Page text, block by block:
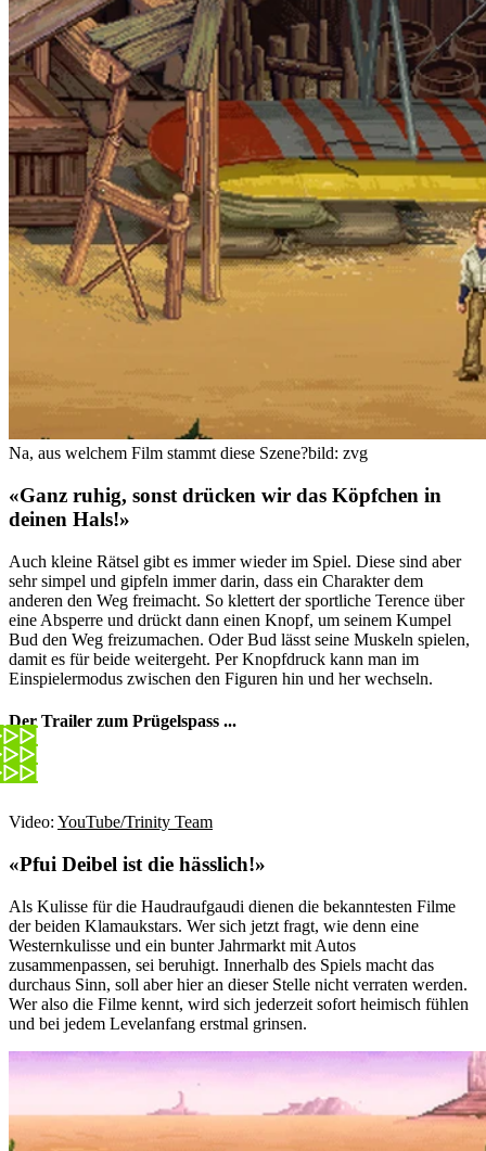
Na, aus welchem Film stammt diese Szene?bild: zvg
«Ganz ruhig, sonst drücken wir das Köpfchen in
deinen Hals!»
Auch kleine Rätsel gibt es immer wieder im Spiel. Diese sind aber
sehr simpel und gipfeln immer darin, dass ein Charakter dem
anderen den Weg freimacht. So klettert der sportliche Terence über
eine Absperre und drückt dann einen Knopf, um seinem Kumpel
Bud den Weg freizumachen. Oder Bud lässt seine Muskeln spielen,
damit es für beide weitergeht. Per Knopfdruck kann man im
Einspielermodus zwischen den Figuren hin und her wechseln.
Der Trailer zum Prügelspass ...
Video: YouTube/Trinity Team
«Pfui Deibel ist die hässlich!»
Als Kulisse für die Haudraufgaudi dienen die bekanntesten Filme
der beiden Klamaukstars. Wer sich jetzt fragt, wie denn eine
Westernkulisse und ein bunter Jahrmarkt mit Autos
zusammenpassen, sei beruhigt. Innerhalb des Spiels macht das
durchaus Sinn, soll aber hier an dieser Stelle nicht verraten werden.
Wer also die Filme kennt, wird sich jederzeit sofort heimisch fühlen
und bei jedem Levelanfang erstmal grinsen.